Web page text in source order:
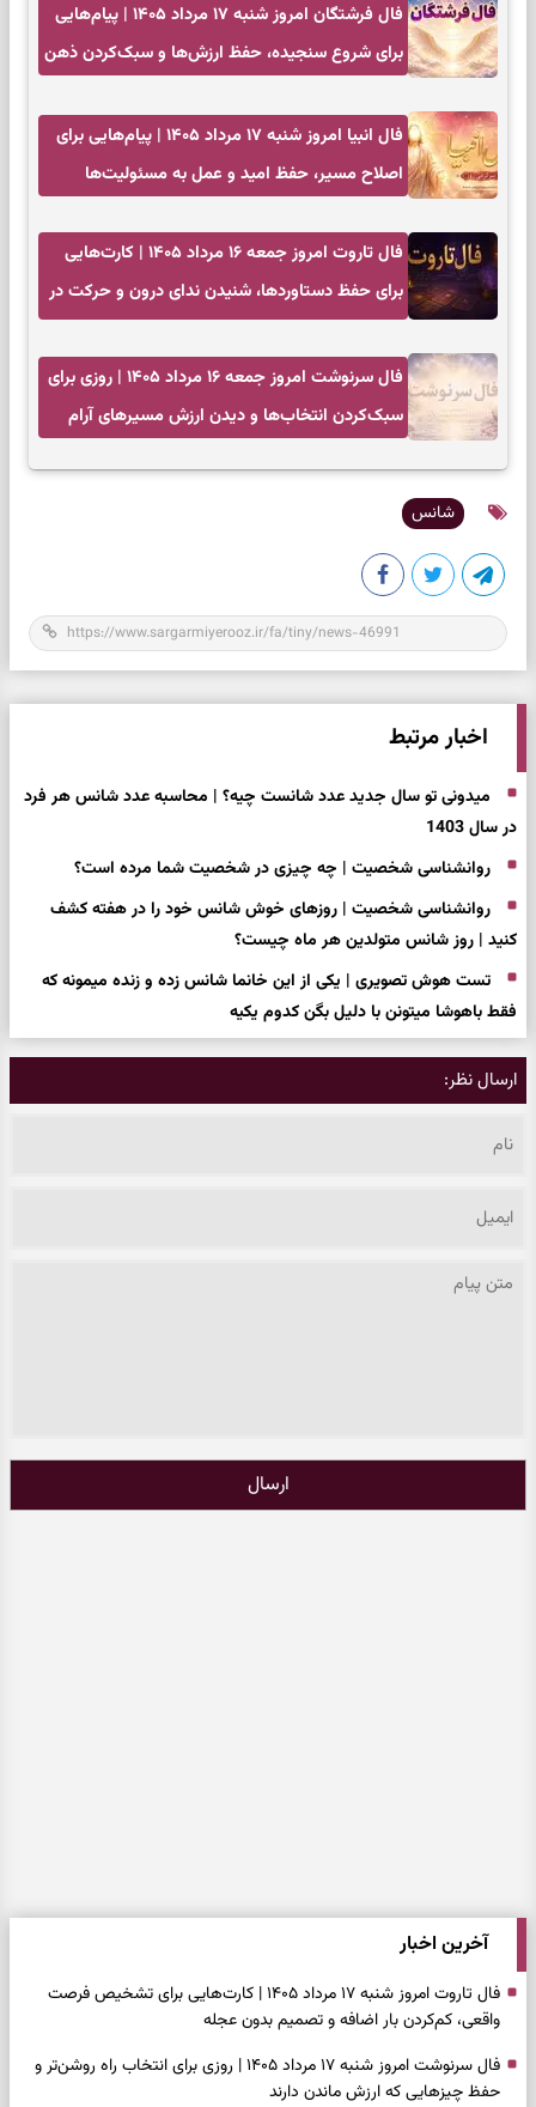
فال فرشتگان امروز شنبه ۱۷ مرداد ۱۴۰۵ | پیام‌هایی
برای شروع سنجیده، حفظ ارزش‌ها و سبک‌کردن ذهن
فال انبیا امروز شنبه ۱۷ مرداد ۱۴۰۵ | پیام‌هایی برای
اصلاح مسیر، حفظ امید و عمل به مسئولیت‌ها
فال تاروت امروز جمعه ۱۶ مرداد ۱۴۰۵ | کارت‌هایی
برای حفظ دستاوردها، شنیدن ندای درون و حرکت در
فال سرنوشت امروز جمعه ۱۶ مرداد ۱۴۰۵ | روزی برای
سبک‌کردن انتخاب‌ها و دیدن ارزش مسیرهای آرام
شانس
اخبار مرتبط
میدونی تو سال جدید عدد شانست چیه؟ | محاسبه عدد شانس هر فرد
در سال 1403
روانشناسی شخصیت | چه چیزی در شخصیت شما مرده است؟
روانشناسی شخصیت | روزهای خوش شانس خود را در هفته کشف
کنید | روز شانس متولدین هر ماه چیست؟
تست هوش تصویری | یکی از این خانما شانس زده و زنده میمونه که
فقط باهوشا میتونن با دلیل بگن کدوم یکیه
ارسال نظر:
ارسال
آخرین اخبار
فال تاروت امروز شنبه ۱۷ مرداد ۱۴۰۵ | کارت‌هایی برای تشخیص فرصت
واقعی، کم‌کردن بار اضافه و تصمیم بدون عجله
فال سرنوشت امروز شنبه ۱۷ مرداد ۱۴۰۵ | روزی برای انتخاب راه روشن‌تر و
حفظ چیزهایی که ارزش ماندن دارند